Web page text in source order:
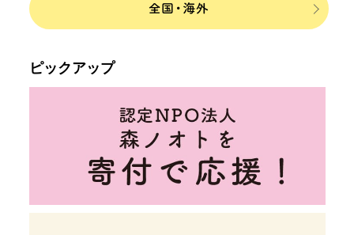
ピックアップ